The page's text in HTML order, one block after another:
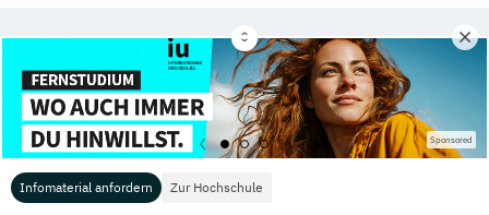
Infomaterial anfordern Zur Hochschule
Sponsored
War dieser Text hilfreich für Sie?
4,00/5 (Abstimmungen:4)